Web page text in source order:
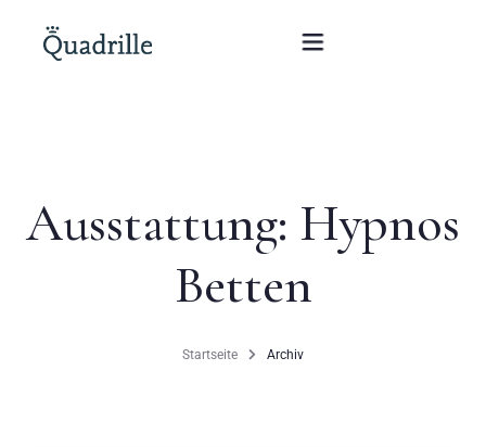
Hotel für Erwachsene
Ausstattung: Hypnos
Betten
Startseite Archiv